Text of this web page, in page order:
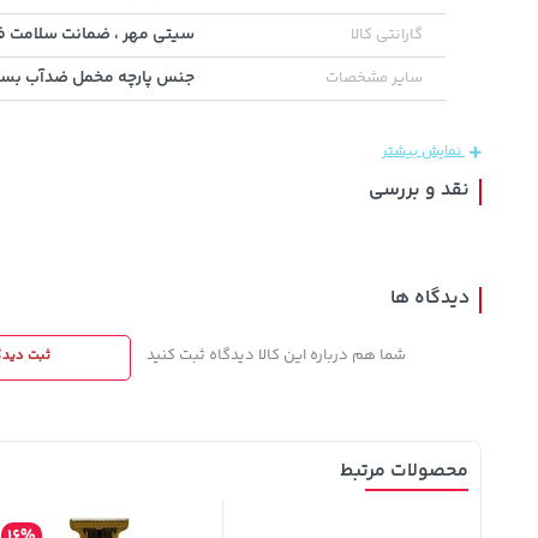
141,000
165,900
خرید
165,900
خرید
145,000
تومان
گارانتی کالا سیتی مهر ، ضمانت سلامت
سایر مشخصات جنس پارچه مخمل ضدآب
نمایش بیشتر
نقد و بررسی
دیدگاه ها
شما هم درباره این کالا دیدگاه ثبت کنید ثبت
محصولات مرتبط